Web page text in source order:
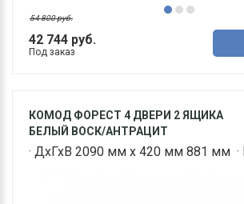
42 744 руб.
54 800 руб.
Под заказ
КОМОД ФОРЕСТ 4 ДВЕРИ 2 ЯЩИКА
БЕЛЫЙ ВОСК/АНТРАЦИТ
· ДхГхВ 2090 мм х 420 мм 881 мм ·